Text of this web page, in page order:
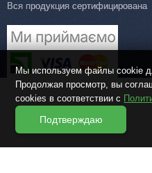
Вся продукция сертифицирована
Мы используем файлы cookie
Продолжая просмотр, вы
cookies в соответствии с
Подтверждаю